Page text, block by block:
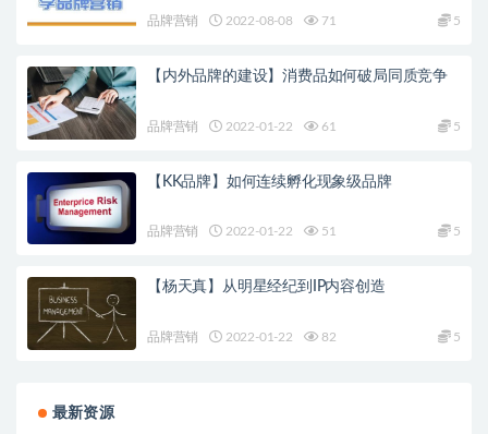
品牌营销 2022-08-08 71 5
【内外品牌的建设】消费品如何破局同质竞争
品牌营销 2022-01-22 61 5
【KK品牌】如何连续孵化现象级品牌
品牌营销 2022-01-22 51 5
【杨天真】从明星经纪到IP内容创造
品牌营销 2022-01-22 82 5
最新资源